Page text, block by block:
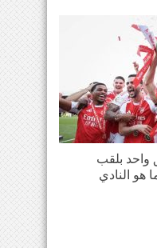
واحد بلقب
هو النادي